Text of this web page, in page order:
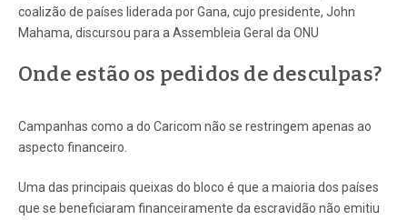
coalizão de países liderada por Gana, cujo presidente, John
Mahama, discursou para a Assembleia Geral da ONU
Onde estão os pedidos de desculpas?
Campanhas como a do Caricom não se restringem apenas ao
aspecto financeiro.
Uma das principais queixas do bloco é que a maioria dos países
que se beneficiaram financeiramente da escravidão não emitiu